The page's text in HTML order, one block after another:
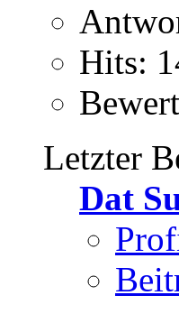
Hits:
Letzter
Dat